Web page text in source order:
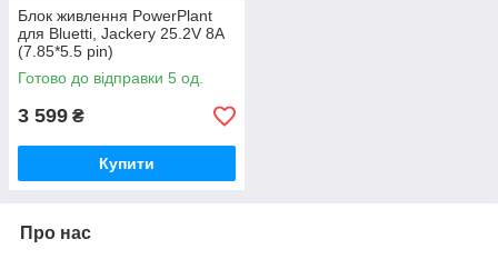
Блок живлення PowerPlant
для Bluetti, Jackery 25.2V 8A
(7.85*5.5 pin)
Готово до відправки 5 од.
3 599 ₴
Купити
Про нас